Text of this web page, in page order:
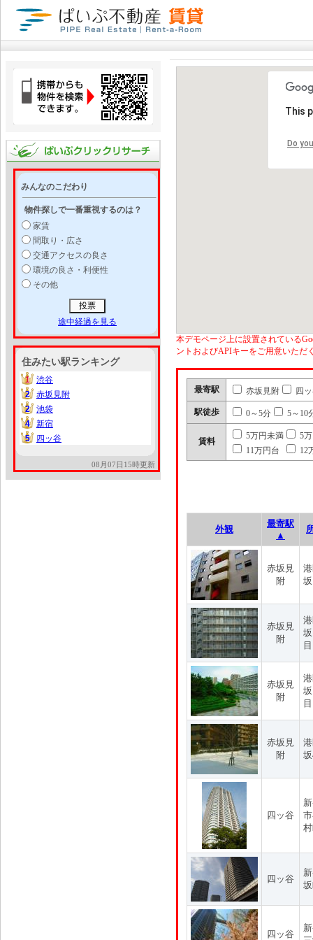
みんなのこだわり
物件探しで一番重視するのは？
家賃
間取り・広さ
交通アクセスの良さ
環境の良さ・利便性
その他
途中経過を見る
住みたい駅ランキング
1
1
渋谷
2
2
赤坂見附
2
2
池袋
4
4
新宿
5
5 四ッ谷
08月07日15時更新
This
Do
本デモページ上に設置されている
ントおよびAPIキーをご用意いただ
最寄駅 赤坂見附 四
駅徒歩 0～5分 5～10
賃料
5万円未満
5
11万円台
12
外観
最寄駅
▲
赤坂見
附
赤坂見
附
目
赤坂見
附
目
赤坂見
附
四ッ谷
四ッ谷
四ッ谷